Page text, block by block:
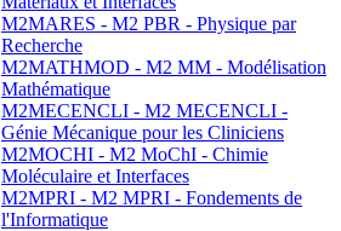
M2MARES - M2 PBR - Physique par
Recherche
M2MATHMOD - M2 MM - Modélisation
Mathématique
M2MECENCLI - M2 MECENCLI -
Génie Mécanique pour les Cliniciens
M2MOCHI - M2 MoChI - Chimie
Moléculaire et Interfaces
M2MPRI - M2 MPRI - Fondements de
l'Informatique